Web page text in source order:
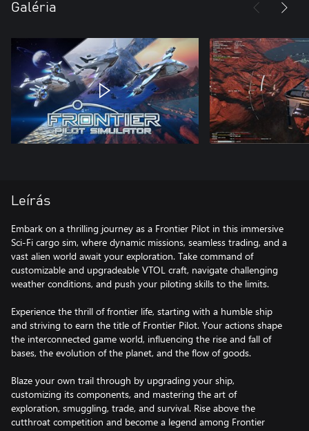
Galéria
Leírás
Embark on a thrilling journey as a Frontier Pilot in this immersive
Sci-Fi cargo sim, where dynamic missions, seamless trading, and a
vast alien world await your exploration. Take command of
customizable and upgradeable VTOL craft, navigate challenging
weather conditions, and push your piloting skills to the limits.
Experience the thrill of frontier life, starting with a humble ship
and striving to earn the title of Frontier Pilot. Your actions shape
the interconnected game world, influencing the rise and fall of
bases, the evolution of the planet, and the flow of goods.
Blaze your own trail through by upgrading your ship,
customizing its components, and mastering the art of
exploration, smuggling, trade, and survival. Rise above the
cutthroat competition and become a legend among Frontier